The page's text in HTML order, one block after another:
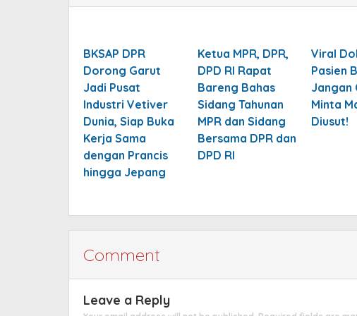
BKSAP DPR
Dorong Garut
Jadi Pusat
Industri Vetiver
Dunia, Siap Buka
Kerja Sama
dengan Prancis
hingga Jepang
Ketua MPR, DPR,
DPD RI Rapat
Bareng Bahas
Sidang Tahunan
MPR dan Sidang
Bersama DPR dan
DPD RI
Viral
Pasien
Jangan
Minta
Diusut!
Comment
Leave a Reply